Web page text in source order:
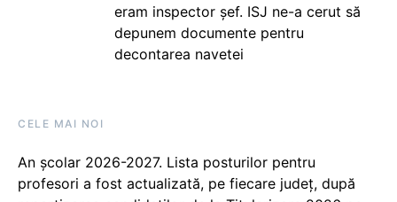
eram inspector șef. ISJ ne-a cerut să
depunem documente pentru
decontarea navetei
CELE MAI NOI
An școlar 2026-2027. Lista posturilor pentru
profesori a fost actualizată, pe fiecare județ, după